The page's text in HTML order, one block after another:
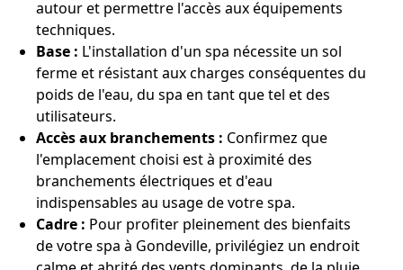
autour et permettre l'accès aux équipements
techniques.
Base : L'installation d'un spa nécessite un sol
ferme et résistant aux charges conséquentes du
poids de l'eau, du spa en tant que tel et des
utilisateurs.
Accès aux branchements : Confirmez que
l'emplacement choisi est à proximité des
branchements électriques et d'eau
indispensables au usage de votre spa.
Cadre : Pour profiter pleinement des bienfaits
de votre spa à Gondeville, privilégiez un endroit